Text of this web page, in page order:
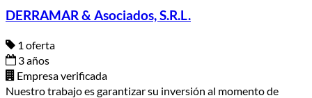
DERRAMAR & Asociados, S.R.L.
1 oferta
3 años
Empresa verificada
Nuestro trabajo es garantizar su inversión al momento de